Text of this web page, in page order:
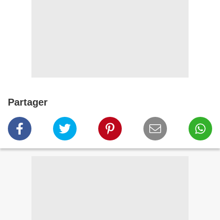
Partager